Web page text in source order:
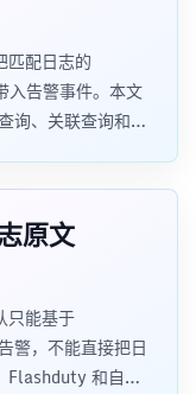
配日志的
告警事件。本文
询、关联查询和备
原文
只能基于
警，不能直接把日
Flashduty 和自定